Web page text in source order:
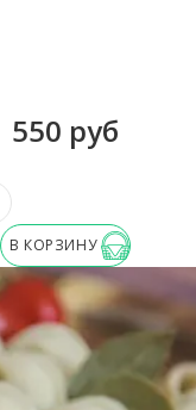
550 руб
В КОРЗИНУ